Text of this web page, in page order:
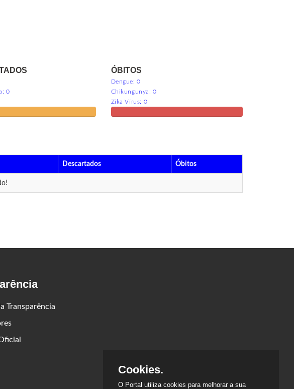
0
ÓBITOS
Dengue: 0
Chikungunya: 0
Zika Vírus: 0
Descartados Óbitos
Transparência
Cookies.
O Portal utiliza cookies para melhorar a sua